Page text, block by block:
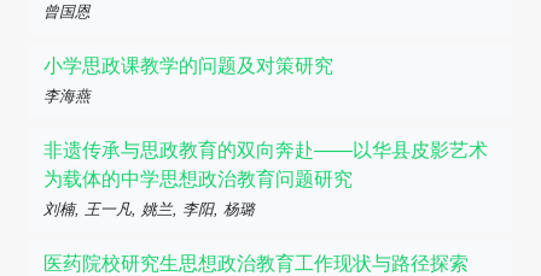
曾国恩
小学思政课教学的问题及对策研究
李海燕
非遗传承与思政教育的双向奔赴——以华县皮影艺术
为载体的中学思想政治教育问题研究
刘楠, 王一凡, 姚兰, 李阳, 杨璐
医药院校研究生思想政治教育工作现状与路径探索